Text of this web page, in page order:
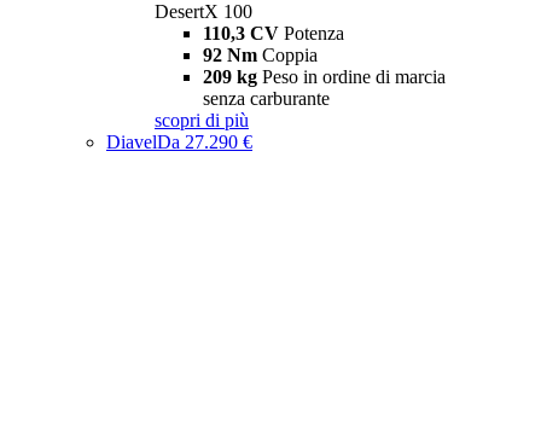
DesertX 100
110,3 CV Potenza
92 Nm Coppia
209 kg Peso in ordine di marcia
senza carburante
scopri di più
DiavelDa 27.290 €